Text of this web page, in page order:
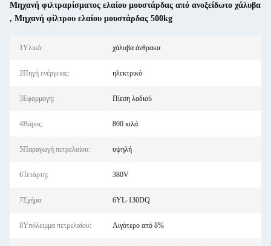
Μηχανή φιλτραρίσματος ελαίου μουστάρδας από ανοξείδωτο χάλυβα
, Μηχανή φίλτρου ελαίου μουστάρδας 500kg
1Υλικό: χάλυβα άνθρακα
2Πηγή ενέργειας: ηλεκτρικό
3Εφαρμογή: Πίεση λαδιού
4Βάρος: 800 κιλά
5Παραγωγή πετρελαίου: υψηλή
6Τετάρτη: 380V
7Σχήμα: 6YL-130DQ
8Υπόλειμμα πετρελαίου: Λιγότερο από 8%